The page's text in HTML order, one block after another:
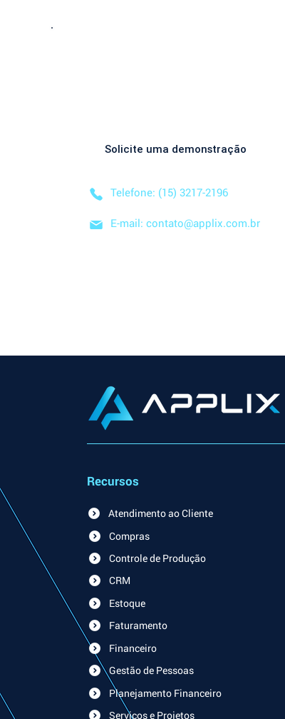
Telefone: (15) 3217-2196
E-mail: contato@applix.com.br
Solicite uma demonstração
Recursos
Atendimento ao Cliente
Compras
Controle de Produção
CRM
Estoque
Faturamento
Financeiro
Gestão de Pessoas
Planejamento Financeiro
Serviços e Projetos